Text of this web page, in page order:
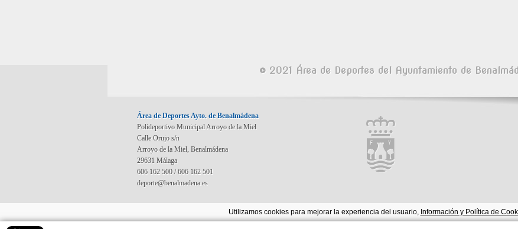
© 2021 Área de Deportes del Ayuntamiento de
Área de Deportes Ayto. de Benalmádena
Polideportivo Municipal Arroyo de la Miel
Calle Orujo s/n
Arroyo de la Miel, Benalmádena
29631 Málaga
606 162 500 / 606 162 501
deporte@benalmadena.es
Utilizamos cookies para mejorar la experiencia del usuario, Información y Política de